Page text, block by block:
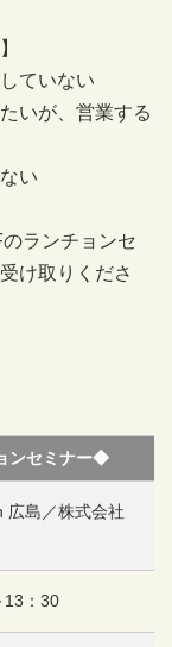
ていない
いが、営業する
い
ランチョンセ
け取りくださ
ンセミナー◆
広島／株式会社
：30